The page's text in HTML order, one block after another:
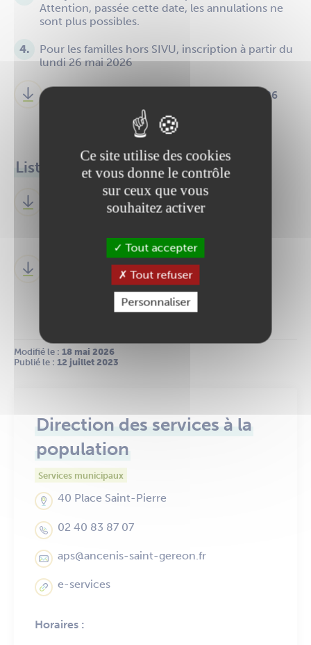
Attention, passée cette date, les annulations ne
sont plus possibles.
Pour les familles hors SIVU, inscription à partir du
lundi 26 mai 2026
Bulletin de pré-inscription camps d'été 2026
Liste des enfants inscrits
Camps ados
230.46 Ko
Camps enfants
276.11 Ko
Modifié le : 18 mai 2026
Publié le : 12 juillet 2023
Direction des services à la
population
Services municipaux
40 Place Saint-Pierre
02 40 83 87 07
aps@ancenis-saint-gereon.fr
e-services
Horaires :
Ce site utilise des cookies
et vous donne le contrôle
sur ceux que vous
souhaitez activer
Tout accepter
Tout refuser
Personnaliser